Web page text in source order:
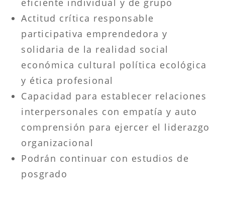
Actitud crítica responsable
participativa emprendedora y
solidaria de la realidad social
económica cultural política ecológica
y ética profesional
Capacidad para establecer relaciones
interpersonales con empatía y auto
comprensión para ejercer el liderazgo
organizacional
Podrán continuar con estudios de
posgrado